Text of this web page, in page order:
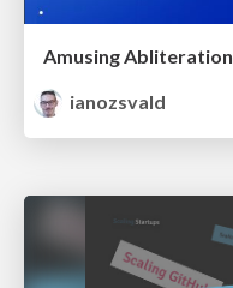
Amusing Abliteration
ianozsvald